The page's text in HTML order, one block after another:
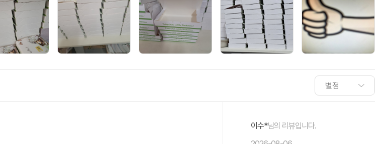
이수*님의 리뷰입니다.